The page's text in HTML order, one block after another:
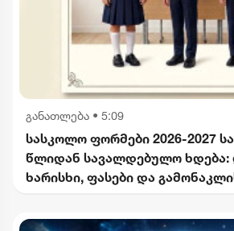
განათლება • 5:09
სასკოლო ფორმები 2026-2027
წლიდან სავალდებულო ხდება:
ხარისხი, ფასები და